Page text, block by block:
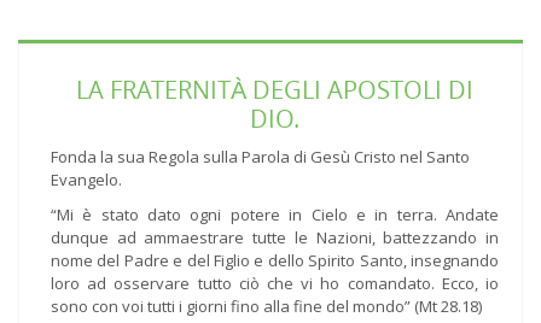
LA FRATERNITÀ DEGLI APOSTOLI DI
DIO.
Fonda la sua Regola sulla Parola di Gesù Cristo nel Santo
Evangelo.
“Mi è stato dato ogni potere in Cielo e in terra. Andate
dunque ad ammaestrare tutte le Nazioni, battezzando in
nome del Padre e del Figlio e dello Spirito Santo, insegnando
loro ad osservare tutto ciò che vi ho comandato. Ecco, io
sono con voi tutti i giorni fino alla fine del mondo” (Mt 28.18)